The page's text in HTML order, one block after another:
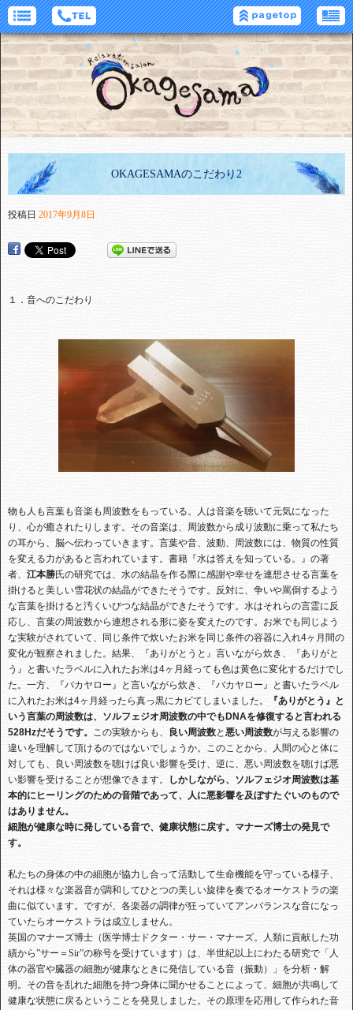
OKAGESAMAのこだわり2
投稿日 2017年9月8日
１．音へのこだわり
物も人も言葉も音楽も周波数をもっている。人は音楽を聴いて元気になった
り、心が癒されたりします。その音楽は、周波数から成り波動に乗って私たち
の耳から、脳へ伝わっていきます。言葉や音、波動、周波数には、物質の性質
を変える力があると言われています。書籍『水は答えを知っている。』の著
者、 江本勝氏の研究では、水の結晶を作る際に感謝や幸せを連想させる言葉を
掛けると美しい雪花状の結晶ができたそうです。反対に、争いや罵倒するよう
な言葉を掛けると汚くいびつな結晶ができたそうです。水はそれらの言霊に反
応し、言葉の周波数から連想される形に姿を変えたのです。お米でも同じよう
な実験がされていて、同じ条件で炊いたお米を同じ条件の容器に入れ4ヶ月間の
変化が観察されました。結果、『ありがとうと』言いながら炊き、『ありがと
う』と書いたラベルに入れたお米は4ヶ月経っても色は黄色に変化するだけでし
た。一方、『バカヤロー』と言いながら炊き、『バカヤロー』と書いたラベル
に入れたお米は4ヶ月経ったら真っ黒にカビてしまいました。
『ありがとう』と
いう言葉の周波数は、ソルフェジオ周波数の中でも DNAを修復すると言われる
528Hzだそうです。 この実験からも、 良い周波数と悪い周波数が与える影響の
違いを理解して頂けるのではないでしょうか。このことから、人間の心と体に
対しても、良い周波数を聴けば良い影響を受け、逆に、悪い周波数を聴けば悪
い影響を受けることが想像できます。
しかしながら、ソルフェジオ周波数は基
本的にヒーリングのための音階であって、人に悪影響を及ぼすたぐいのもので
はありません。
細胞が健康な時に発している音で、健康状態に戻す。マナーズ博士の発見で
す。
私たちの身体の中の細胞が協力し合って活動して生命機能を守っている様子、
それは様々な楽器音が調和してひとつの美しい旋律を奏でるオーケストラの楽
曲に似ています。ですが、各楽器の調律が狂っていてアンバランスな音になっ
ていたらオーケストラは成立しません。
英国のマナーズ博士（医学博士ドクター・サー・マナーズ。人類に貢献した功
績から”サー＝Sir”の称号を受けています）は、半世紀以上にわたる研究で「人
体の器官や臓器の細胞が健康なときに発信している音（振動）」を分析・解
明。その音を乱れた細胞を持つ身体に聞かせることによって、細胞が共鳴して
健康な状態に戻るということを発見しました。その原理を応用して作られた音